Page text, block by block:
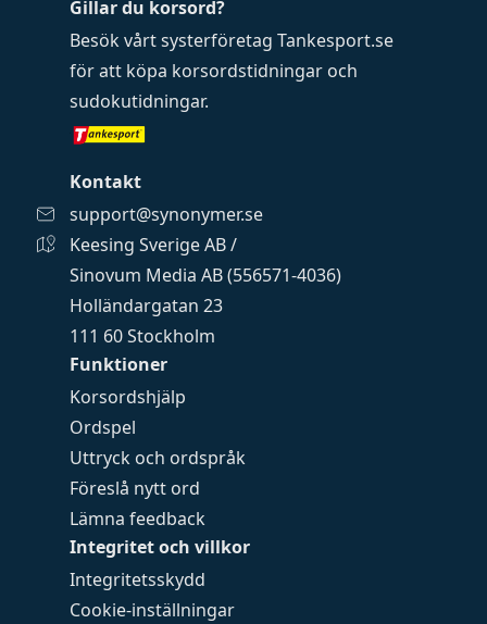
Funktioner
Korsordshjälp
Ordspel
Uttryck och ordspråk
Föreslå nytt ord
Lämna feedback
Integritet och villkor
Integritetsskydd
Cookie-inställningar
Gillar du korsord?
Besök vårt systerföretag Tankesport.se
för att köpa korsordstidningar och
sudokutidningar.
Kontakt
support@synonymer.se
Keesing Sverige AB /
Sinovum Media AB (556571-4036)
Holländargatan 23
111 60 Stockholm